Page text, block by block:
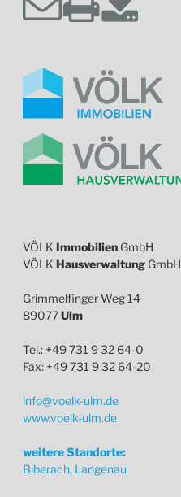
VÖLK Immobilien GmbH
VÖLK Hausverwaltung GmbH
Grimmelfinger Weg 14
89077Ulm
Tel.: +49 731 9 32 64-0
Fax: +49 731 9 32 64-20
info@voelk-ulm.de
www.voelk-ulm.de
weitere Standorte:
Biberach, Langenau